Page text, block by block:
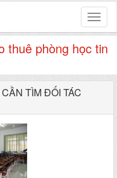
thuê phòng học tin
TÌM ĐỐI TÁC